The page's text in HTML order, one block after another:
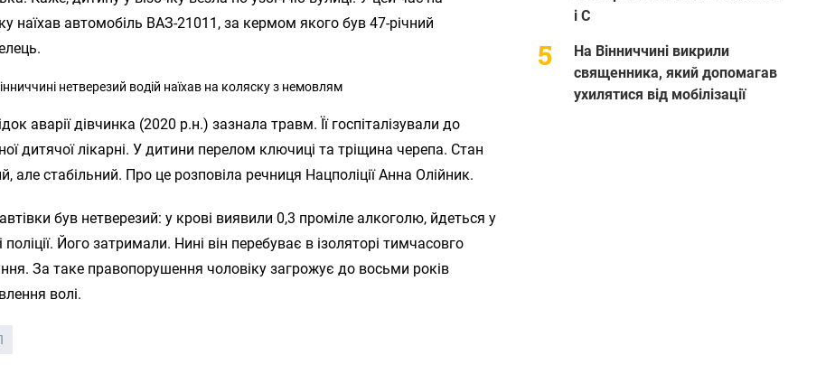
наїхав автомобіль ВАЗ-21011, за кермом якого був 47-річний
аварії дівчинка (2020 р.н.) зазнала травм. Її госпіталізували до
дитячої лікарні. У дитини перелом ключиці та тріщина черепа. Стан
але стабільний. Про це розповіла речниця Нацполіції Анна Олійник.
був нетверезий: у крові виявили 0,3 проміле алкоголю, йдеться у
поліції. Його затримали. Нині він перебуває в ізоляторі тимчасовго
За таке правопорушення чоловіку загрожує до восьми років
волі.
і С
На Вінниччині викрили
священника, який допомагав
ухилятися від мобілізації